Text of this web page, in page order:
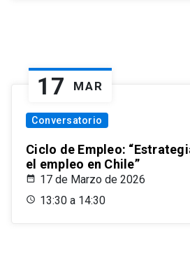
17 MAR
Conversatorio
Ciclo de Empleo:
el empleo en Chile”
17 de Marzo de 2026
13:30 a 14:30